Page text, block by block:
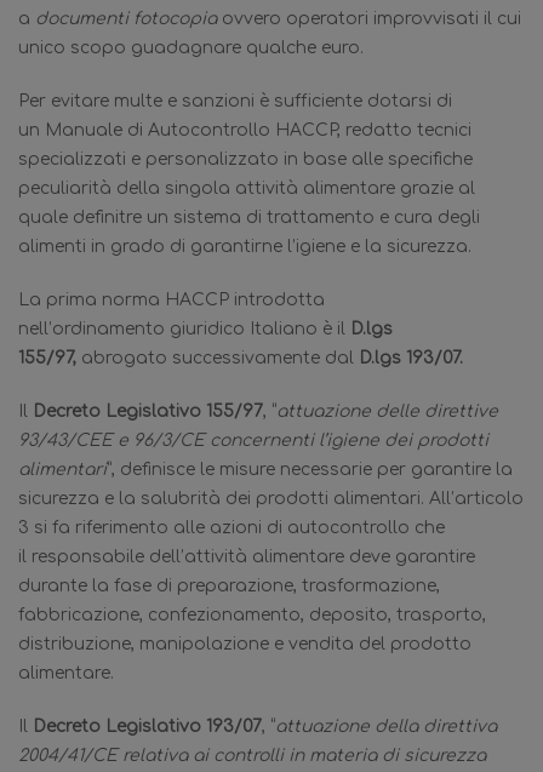
a documenti fotocopiaovvero operatori improvvisati il cui
unico scopo guadagnare qualche euro.
Per evitare multe e sanzioni è sufficiente dotarsi di
un Manuale di Autocontrollo HACCP, redatto tecnici
specializzati e personalizzato in base alle specifiche
peculiarità della singola attività alimentare grazie al
quale definitre un sistema di trattamento e cura degli
alimenti in grado di garantirne l’igiene e la sicurezza.
La prima norma HACCP introdotta
nell’ordinamento giuridico Italiano è il
D.lgs
155/97, abrogato successivamente dal D.lgs 193/07.
Decreto Legislativo 155/97, “attuazione delle direttive
93/43/CEE e 96/3/CE concernenti l’igiene dei prodotti
alimentari”, definisce le misure necessarie per garantire la
sicurezza e la salubrità dei prodotti alimentari. All’articolo
3 si fa riferimento alle azioni di autocontrollo che
il responsabile dell’attività alimentare deve garantire
durante la fase di preparazione, trasformazione,
fabbricazione, confezionamento, deposito, trasporto,
distribuzione, manipolazione e vendita del prodotto
alimentare.
Decreto Legislativo 193/07, “attuazione della direttiva
2004/41/CE relativa ai controlli in materia di sicurezza